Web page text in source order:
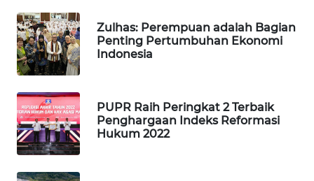
Zulhas: Perempuan adalah Bagian
Penting Pertumbuhan Ekonomi
Indonesia
PUPR Raih Peringkat 2 Terbaik
Penghargaan Indeks Reformasi
Hukum 2022
WAHANANEWS
ID
WAHANANEWS
CO ID
WAHANANEWS